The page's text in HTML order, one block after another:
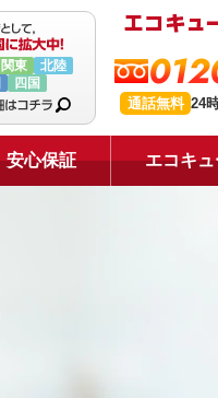
関東
北陸
四国
通話無料 24
安心保証 エコキ